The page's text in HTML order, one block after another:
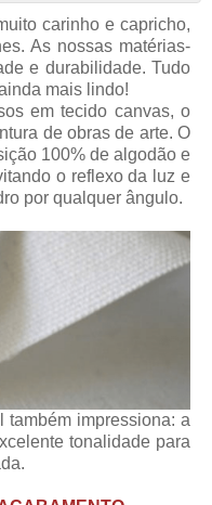
carinho e capricho,
As nossas matérias-
e durabilidade. Tudo
mais lindo!
em tecido canvas, o
de obras de arte. O
100% de algodão e
o reflexo da luz e
por qualquer ângulo.
também impressiona: a
tonalidade para